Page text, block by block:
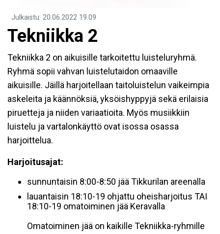
Julkaistu: 20.06.2022 19.09
Tekniikka 2
Tekniikka 2 on aikuisille tarkoitettu luisteluryhmä.
Ryhmä sopii vahvan luistelutaidon omaaville
aikuisille. Jäillä harjoitellaan taitoluistelun vaikeimpia
askeleita ja käännöksiä, yksöishyppyjä sekä erilaisia
piruetteja ja niiden variaatioita. Myös musiikkiin
luistelu ja vartalonkäyttö ovat isossa osassa
harjoittelua.
Harjoitusajat:
sunnuntaisin 8:00-8:50 jää Tikkurilan areenalla
lauantaisin 18:10-19 ohjattu oheisharjoitus TAI
18:10-19 omatoiminen jää Keravalla
Omatoiminen jää on kaikille Tekniikka-ryhmille